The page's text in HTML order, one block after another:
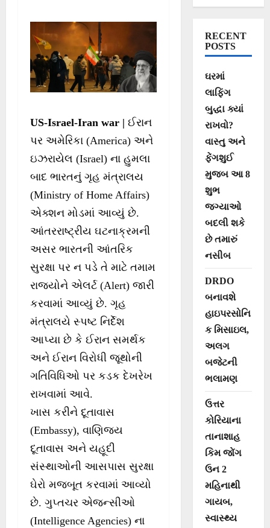
એજન્સીઓની
નજર
US-Israel-Iran war | ઈરાન
પર અમેરિકા (America) અને
ઇઝરાયેલ (Israel) ના હુમલા
બાદ ભારતનું ગૃહ મંત્રાલય
(Ministry of Home Affairs)
એક્શન મોડમાં આવ્યું છે.
આંતરરાષ્ટ્રીય ઘટનાક્રમની
અસર ભારતની આંતરિક
સુરક્ષા પર ન પડે તે માટે તમામ
રાજ્યોને એલર્ટ (Alert) જારી
કરવામાં આવ્યું છે. ગૃહ
મંત્રાલયે સ્પષ્ટ નિર્દેશ
આપ્યા છે કે ઈરાન સમર્થક
અને ઈરાન વિરોધી જૂથોની
ગતિવિધિઓ પર કડક દેખરેખ
રાખવામાં આવે.
ખાસ કરીને દૂતાવાસ
(Embassy), વાણિજ્ય
દૂતાવાસ અને યહૂદી
સંસ્થાઓની આસપાસ સુરક્ષા
ઘેરો મજબૂત કરવામાં આવ્યો
છે. ગુપ્તચર એજન્સીઓ
(Intelligence Agencies) ના
RECENT
POSTS
ઘરમાં
લાફિંગ
બુદ્ધા ક્યાં
રાખવો?
વાસ્તુ અને
ફેંગશુઈ
મુજબ આ 8
શુભ
જગ્યાઓ
બદલી શકે
છે તમારું
નસીબ
DRDO
બનાવશે
હાઇપરસોનિ
ક મિસાઇલ,
અલગ
બજેટની
ભલામણ
ઉત્તર
કોરિયાના
તાનાશાહ
કિમ જોંગ
ઉન 2
મહિનાથી
ગાયબ,
સ્વાસ્થ્ય